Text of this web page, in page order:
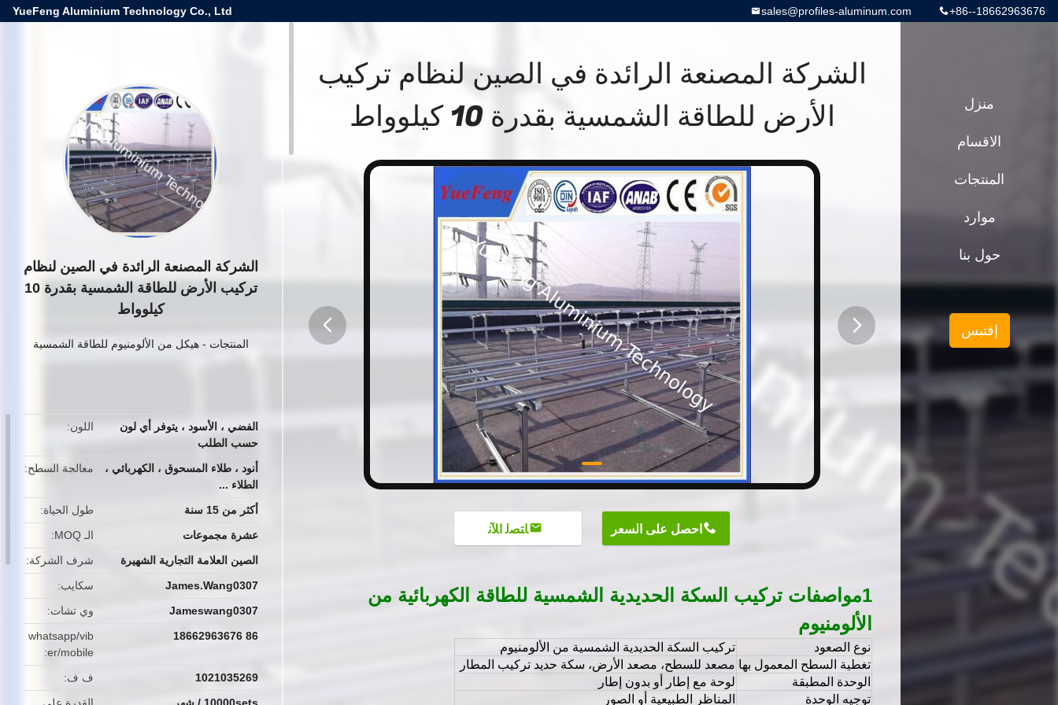
YueFeng Aluminium Technology Co., Ltd +86--18662963676
sales@profiles-aluminum.com
الشركة المصنعة الرائدة في الصين لنظام
تركيب الأرض للطاقة الشمسية بقدرة 10
كيلوواط
المنتجات - هيكل من الألومنيوم للطاقة الشمسية
اللون
الفضي ، الأسود ، يتوفر أي لون
حسب الطلب
معالجة السطح
أنود ، طلاء المسحوق ، الكهربائي ،
الطلاء ...
طول الحياة
أكثر من 15 سنة
الـ MOQ
عشرة مجموعات
شرف الشركة
الصين العلامة التجارية الشهيرة
سكايب
James.Wang0307
وي تشات
Jameswang0307
whatsapp/vib
er/mobile
86 18662963676
ف ف
1021035269
الشركة المصنعة الرائدة في الصين لنظام تركيب
الأرض للطاقة الشمسية بقدرة 10 كيلوواط
احصل على السعر ﺎﺘﺼﻟ ﺍﻶﻧ
1مواصفات تركيب السكة الحديدية الشمسية للطاقة الكهربائية من
الألومنيوم
نوع الصعود
تركيب السكة الحديدية الشمسية من الألومنيوم
تغطية السطح المعمول بها مصعد للسطح، مصعد الأرض، سكة حديد تركيب المطار
الوحدة المطبقة
لوحة مع إطار أو بدون إطار
توجيه الوحدة
المناظر الطبيعية أو الصور
منزل
الاقسام
المنتجات
موارد
حول بنا
إقتبس